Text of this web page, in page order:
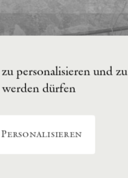
personalisieren und zu
dürfen
Personalisieren